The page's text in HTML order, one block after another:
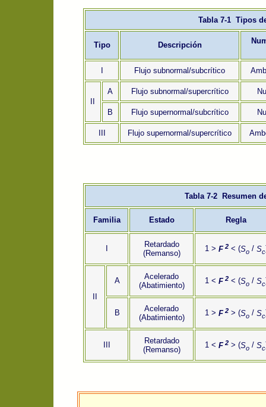
Tabla 7-1 Tipos
Tipo Descripción
Flujo subnormal/subcrítico
A Flujo subnormal/supercrítico
B Flujo supernormal/subcrítico
Flujo supernormal/supercrítico
Tabla 7-2 Resumen
Familia Estado Regla
Retardado
(Remanso)
1 > F2< (So/ Sc
A
Acelerado
(Abatimiento)
1 < F2< (So/ Sc
B
Acelerado
(Abatimiento)
1 > F2> (So/ Sc
Retardado
(Remanso)
1 < F2> (So/ Sc